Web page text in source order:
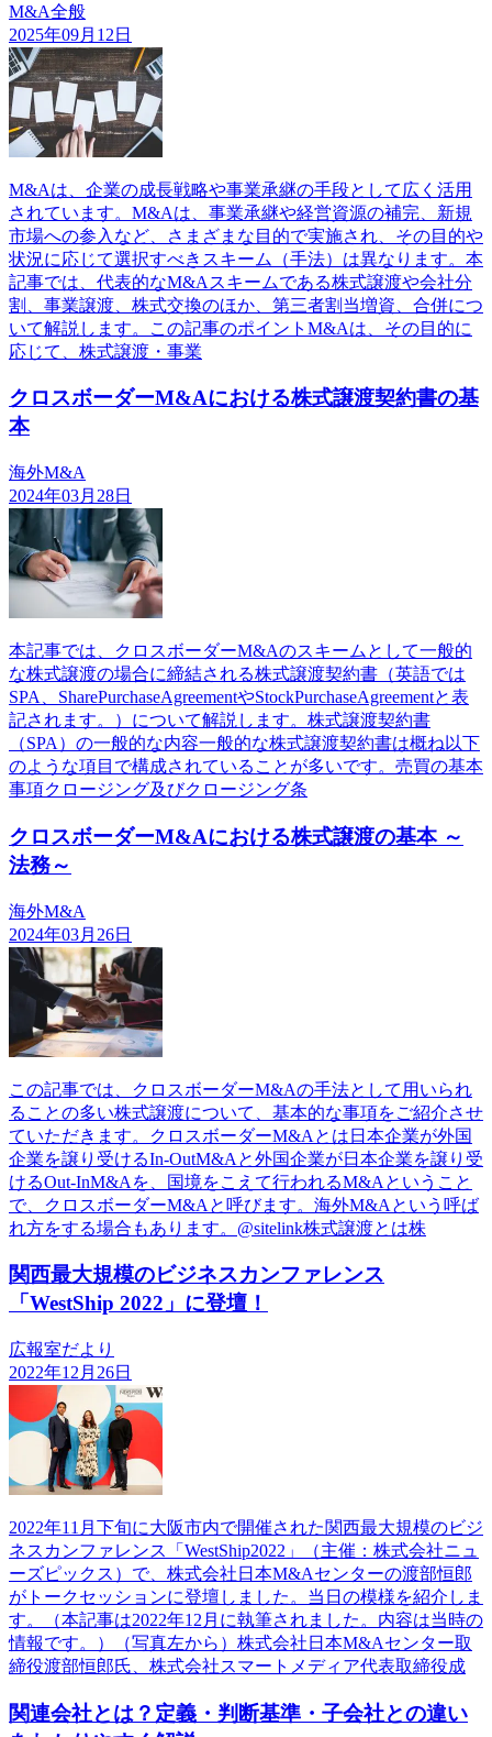
M&A全般
2025年09月12日
M&Aは、企業の成長戦略や事業承継の手段として広く活用
されています。M&Aは、事業承継や経営資源の補完、新規
市場への参入など、さまざまな目的で実施され、その目的や
状況に応じて選択すべきスキーム（手法）は異なります。本
記事では、代表的なM&Aスキームである株式譲渡や会社分
割、事業譲渡、株式交換のほか、第三者割当増資、合併につ
いて解説します。この記事のポイントM&Aは、その目的に
応じて、株式譲渡・事業
クロスボーダーM&Aにおける株式譲渡契約書の基
本
海外M&A
2024年03月28日
本記事では、クロスボーダーM&Aのスキームとして一般的
な株式譲渡の場合に締結される株式譲渡契約書（英語では
SPA、SharePurchaseAgreementやStockPurchaseAgreementと表
記されます。）について解説します。株式譲渡契約書
（SPA）の一般的な内容一般的な株式譲渡契約書は概ね以下
のような項目で構成されていることが多いです。売買の基本
事項クロージング及びクロージング条
クロスボーダーM&Aにおける株式譲渡の基本 ～
法務～
海外M&A
2024年03月26日
この記事では、クロスボーダーM&Aの手法として用いられ
ることの多い株式譲渡について、基本的な事項をご紹介させ
ていただきます。クロスボーダーM&Aとは日本企業が外国
企業を譲り受けるIn-OutM&Aと外国企業が日本企業を譲り受
けるOut-InM&Aを、国境をこえて行われるM&Aということ
で、クロスボーダーM&Aと呼びます。海外M&Aという呼ば
れ方をする場合もあります。@sitelink株式譲渡とは株
関西最大規模のビジネスカンファレンス
「WestShip 2022」に登壇！
広報室だより
2022年12月26日
2022年11月下旬に大阪市内で開催された関西最大規模のビジ
ネスカンファレンス「WestShip2022」（主催：株式会社ニュ
ーズピックス）で、株式会社日本M&Aセンターの渡部恒郎
がトークセッションに登壇しました。当日の模様を紹介しま
す。（本記事は2022年12月に執筆されました。内容は当時の
情報です。）（写真左から）株式会社日本M&Aセンター取
締役渡部恒郎氏、株式会社スマートメディア代表取締役成
関連会社とは？定義・判断基準・子会社との違い